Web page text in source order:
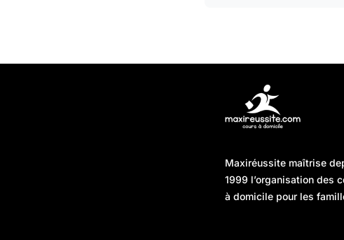
Maxiréussite maîtrise
1999 l’organisation des
à domicile pour les